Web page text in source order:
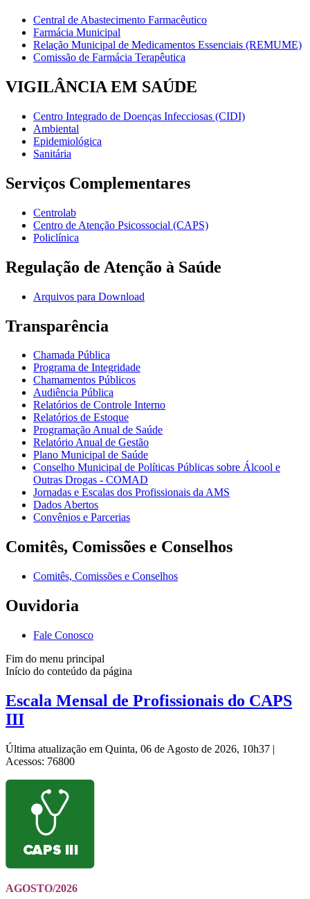
Central de Abastecimento Farmacêutico
Farmácia Municipal
Relação Municipal de Medicamentos Essenciais (REMUME)
Comissão de Farmácia Terapêutica
VIGILÂNCIA EM SAÚDE
Centro Integrado de Doenças Infecciosas (CIDI)
Ambiental
Epidemiológica
Sanitária
Serviços Complementares
Centrolab
Centro de Atenção Psicossocial (CAPS)
Policlínica
Regulação de Atenção à Saúde
Arquivos para Download
Transparência
Chamada Pública
Programa de Integridade
Chamamentos Públicos
Audiência Pública
Relatórios de Controle Interno
Relatórios de Estoque
Programação Anual de Saúde
Relatório Anual de Gestão
Plano Municipal de Saúde
Conselho Municipal de Políticas Públicas sobre Álcool e
Outras Drogas - COMAD
Jornadas e Escalas dos Profissionais da AMS
Dados Abertos
Convênios e Parcerias
Comitês, Comissões e Conselhos
Comitês, Comissões e Conselhos
Ouvidoria
Fale Conosco
Fim do menu principal
Início do conteúdo da página
Escala Mensal de Profissionais do CAPS
III
Última atualização em Quinta, 06 de Agosto de 2026, 10h37 |
Acessos: 76800
AGOSTO/2026